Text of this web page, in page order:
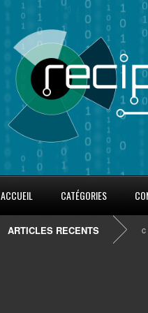
ACCUEIL CATÉGORIES
ARTICLES RECENTS
8 conseils pour fidéliser avec les